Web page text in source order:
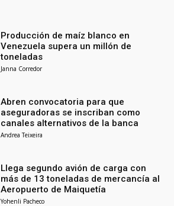
Producción de maíz blanco en
Venezuela supera un millón de
toneladas
Janna Corredor
Abren convocatoria para que
aseguradoras se inscriban como
canales alternativos de la banca
Andrea Teixeira
Llega segundo avión de carga con
más de 13 toneladas de mercancía al
Aeropuerto de Maiquetía
Yohenli Pacheco